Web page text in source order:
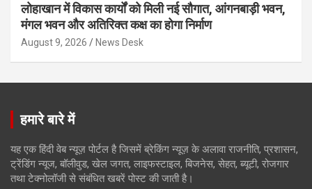
लोहाखान में विकास कार्यों को मिली नई सौगात, आंगनबाड़ी भवन,
मंगल भवन और अतिरिक्त कक्ष का होगा निर्माण
August 9, 2026 News Desk
हमारे बारे में
यह एक हिंदी वेब न्यूज़ पोर्टल है जिसमें ब्रेकिंग न्यूज़ के अलावा राजनीति, प्रशासन,
ट्रेंडिंग न्यूज, बॉलीवुड, खेल जगत, लाइफस्टाइल, बिजनेस, सेहत, ब्यूटी, रोजगार
तथा टेक्नोलॉजी से संबंधित खबरें पोस्ट की जाती है।